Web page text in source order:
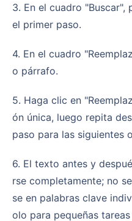
3. En el cuadro "Buscar", pegue el párrafo copiado en
el primer paso.
4. En el cuadro "Reemplazar con", introduzca el nuev
o párrafo.
5. Haga clic en "Reemplazar todos" para una operaci
ón única, luego repita
paso para las siguientes
6. El texto antes y después del reemplazo debe copia
rse completamente; no
se en palabras clave
olo para pequeñas